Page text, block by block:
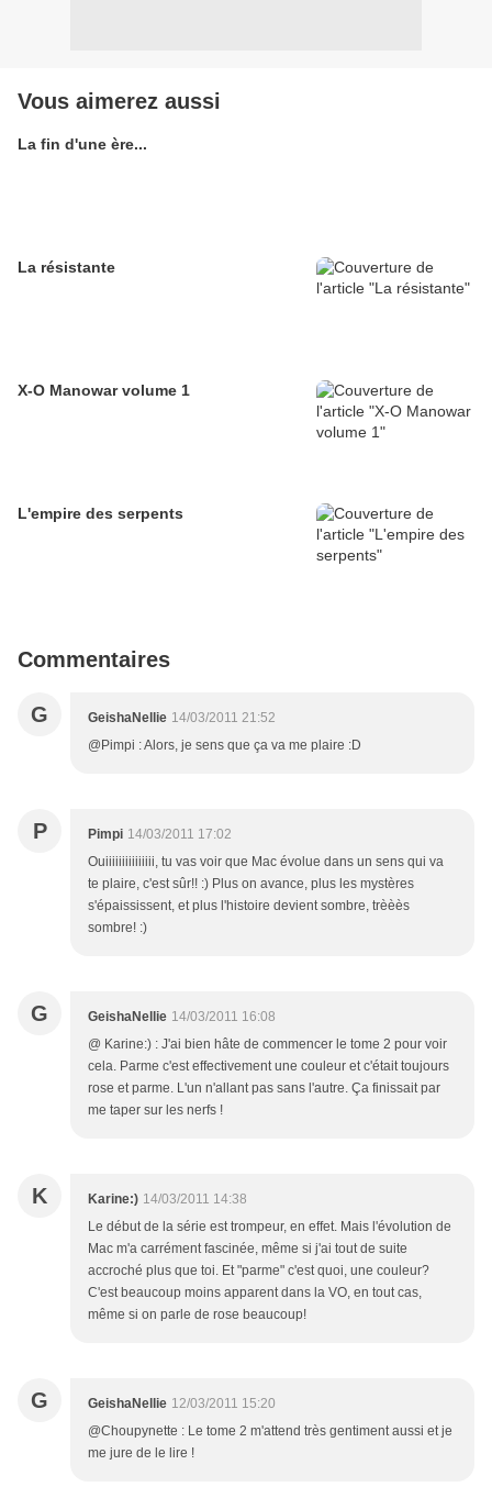
Vous aimerez aussi
La fin d'une ère...
La résistante
X-O Manowar volume 1
L'empire des serpents
Commentaires
G GeishaNellie 14/03/2011 21:52
@Pimpi : Alors, je sens que ça va me plaire :D
P Pimpi 14/03/2011 17:02
Ouiiiiiiiiiiiiiii, tu vas voir que Mac évolue dans un sens qui va
te plaire, c'est sûr!! :) Plus on avance, plus les mystères
s'épaississent, et plus l'histoire devient sombre, trèèès
sombre! :)
G GeishaNellie 14/03/2011 16:08
@ Karine:) : J'ai bien hâte de commencer le tome 2 pour voir
cela. Parme c'est effectivement une couleur et c'était toujours
rose et parme. L'un n'allant pas sans l'autre. Ça finissait par
me taper sur les nerfs !
K Karine:) 14/03/2011 14:38
Le début de la série est trompeur, en effet. Mais l'évolution de
Mac m'a carrément fascinée, même si j'ai tout de suite
accroché plus que toi. Et "parme" c'est quoi, une couleur?
C'est beaucoup moins apparent dans la VO, en tout cas,
même si on parle de rose beaucoup!
G GeishaNellie 12/03/2011 15:20
@Choupynette : Le tome 2 m'attend très gentiment aussi et je
me jure de le lire !